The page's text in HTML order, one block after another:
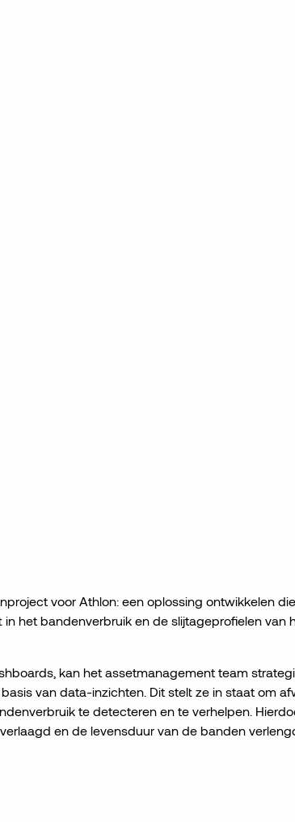
voor Athlon: een oplossing ontwikkelen die
het bandenverbruik en de slijtageprofielen van
kan het assetmanagement team
van data-inzichten. Dit stelt ze in staat om
te detecteren en te verhelpen.
en de levensduur van de banden